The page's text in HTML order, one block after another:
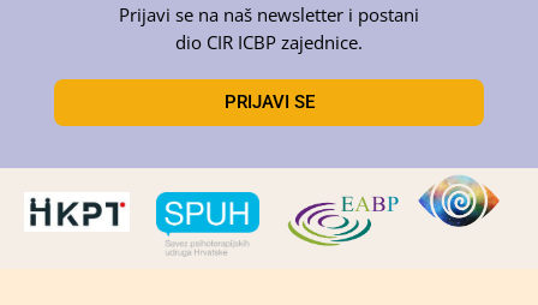
Prijavi se na naš newsletter i postani
dio CIR ICBP zajednice.
PRIJAVI SE